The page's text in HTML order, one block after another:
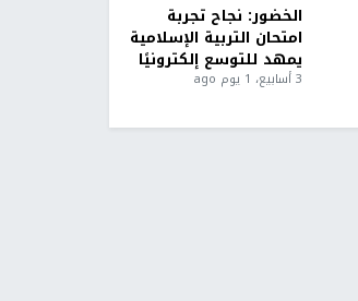
الخضور: نجاح تجربة
امتحان التربية الإسلامية
يمهد للتوسع إلكترونيًا
3 أسابيع، 1 يوم ago